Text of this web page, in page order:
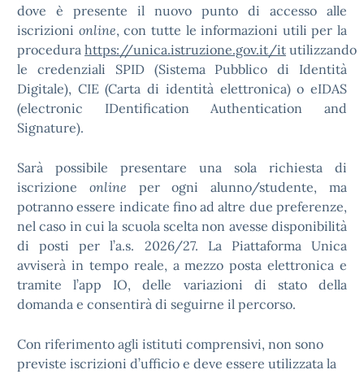
dove è presente il nuovo punto di accesso alle
iscrizioni online, con tutte le informazioni utili per la
procedura https://unica.istruzione.gov.it/it utilizzando
le credenziali SPID (Sistema Pubblico di Identità
Digitale), CIE (Carta di identità elettronica) o eIDAS
(electronic IDentification Authentication and
Signature).
Sarà possibile presentare una sola richiesta di
iscrizione online per ogni alunno/studente, ma
potranno essere indicate fino ad altre due preferenze,
nel caso in cui la scuola scelta non avesse disponibilità
di posti per l’a.s. 2026/27. La Piattaforma Unica
avviserà in tempo reale, a mezzo posta elettronica e
tramite l’app IO, delle variazioni di stato della
domanda e consentirà di seguirne il percorso.
Con riferimento agli istituti comprensivi, non sono
previste iscrizioni d’ufficio e deve essere utilizzata la